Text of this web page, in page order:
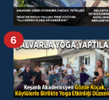
6